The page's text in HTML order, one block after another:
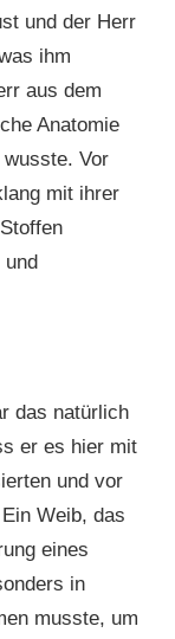
und der Herr
ihm
aus dem
Anatomie
Vor
mit ihrer
und
das natürlich
er es hier mit
und vor
Weib, das
eines
in
musste, um